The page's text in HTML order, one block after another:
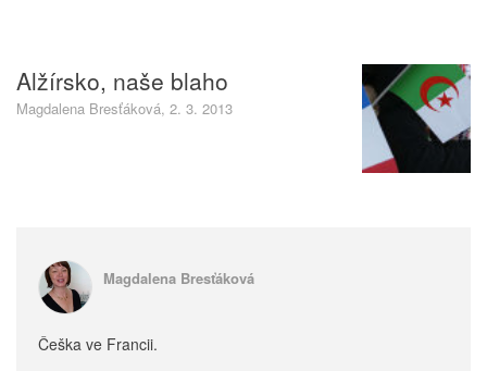
Alžírsko, naše blaho
Magdalena Bresťáková, 2. 3. 2013
Magdalena Bresťáková
Češka ve Francii.